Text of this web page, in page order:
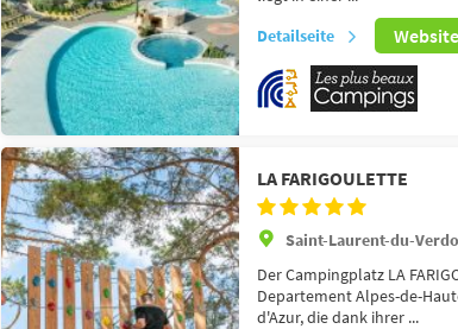
Detailseite
LA FARIGOULETTE
Saint-Laurent-du-
Der Campingplatz LA
Departement Alpes-de-
d'Azur, die dank ihrer ...